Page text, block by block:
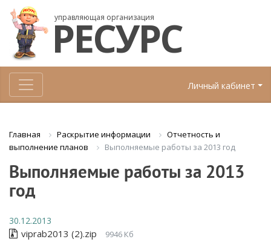
Личный кабинет
управляющая организация
РЕСУРС
Главная Раскрытие информации
Отчетность и
выполнение планов
Выполняемые работы за 2013 год
Выполняемые работы за 2013
год
30.12.2013
viprab2013 (2).zip 9946 Кб